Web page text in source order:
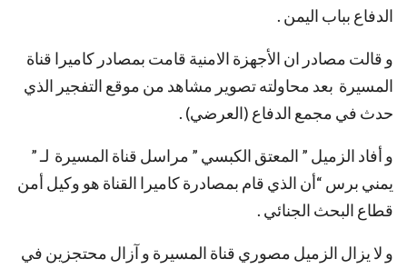
الدفاع بباب اليمن .
و قالت مصادر ان الأجهزة الامنية قامت بمصادر كاميرا قناة
المسيرة بعد محاولته تصوير مشاهد من موقع التفجير الذي
حدث في مجمع الدفاع (العرضي) .
و أفاد الزميل ” المعتق الكبسي ” مراسل قناة المسيرة لـ ”
يمني برس “أن الذي قام بمصادرة كاميرا القناة هو وكيل أمن
قطاع البحث الجنائي .
و لا يزال الزميل مصوري قناة المسيرة و آزال محتجزين في